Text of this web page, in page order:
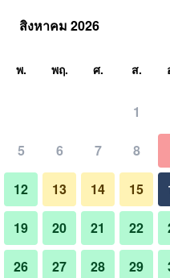
ทั้งหมด (ต่อคืน)
฿1,992 เช็คดีล
฿2,054 เช็คดีล
สิงหาคม 2026
พ. พฤ. ศ. ส.
1
5 6 7 8
12 13 14 15
19 20 21 22
26 27 28 29